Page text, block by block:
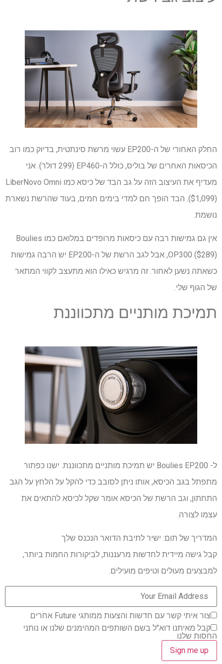
החלק האחורי של ה-EP200 עשוי מרשת סינתטית, בדיוק כמו רוב
הכיסאות האחרים של בוליס, כולל ה-EP460 (299 דולר). אני
מעדיף את העיצוב הזה על גב הבד של כיסא כמו LiberNovo Omni
($1,099). הבד הופך חם למדי בימים חמים, בעוד שהרשת נשארת
נושמת.
אין גם גמישות רבה עם כיסאות מרופדים במלואם כמו Boulies
OP300 ($289), אבל לגב הרשת של ה-EP200 יש הרבה גמישות
כשאתה נשען לאחור. זה מרגיש כאילו הוא מתעצב לקווי המתאר
של הגוף שלי.
תמיכת מותניים מתכווננת
ל- Boulies EP200 יש תמיכת מותניים מתכווננת. ישנו כפתור
מתפתל בגב הכיסא, אותו ניתן לסובב כדי להקל על הלחץ על הגב
התחתון, וגב הרשת של הכיסא אומר שקל לכיסא להתאים את
עצמו לצורה.
המדריך של תום: ישיר לתיבת הדואר הנכנס שלך
קבל גישה מיידית לחדשות מרעננות, לביקורות החמות ביותר,
למבצעים מעולים וטיפים מועילים.
צור איתי קשר עם חדשות והצעות ממותגי Future אחרים
קבל מאיתנו דוא"ל בשם השותפים המהימנים שלנו או נותני
החסות שלנו